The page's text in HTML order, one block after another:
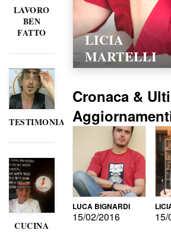
LAVORO
BEN
FATTO
TESTIMONIANZE
CUCINA
LICIA
MARTELLI
Cronaca &
LUCA BIGNARDI
15/02/2016